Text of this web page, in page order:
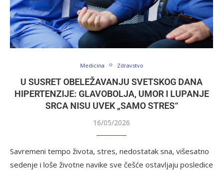
Medicina Zdravstvo
U SUSRET OBELEŽAVANJU SVETSKOG DANA
HIPERTENZIJE: GLAVOBOLJA, UMOR I LUPANJE
SRCA NISU UVEK „SAMO STRES“
16/05/2026
Savremeni tempo života, stres, nedostatak sna, višesatno
sedenje i loše životne navike sve češće ostavljaju posledice